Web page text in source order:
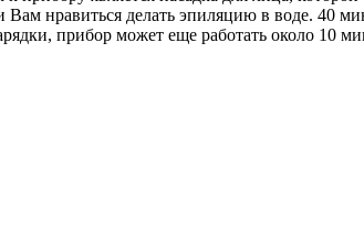
Вам нравиться делать эпиляцию в воде. 40
прибор может еще работать около 10